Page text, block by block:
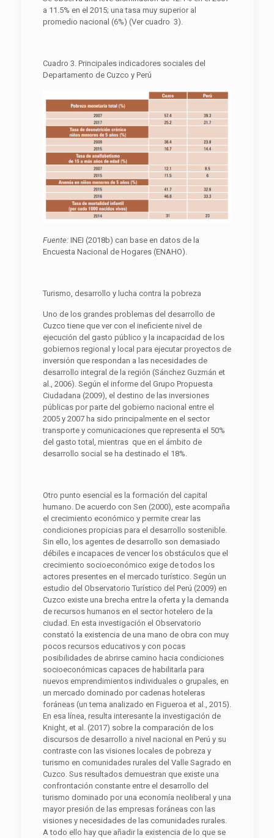
a 11.5% en el 2015; una tasa muy superior al
promedio nacional (6%) (Ver cuadro 3).
Cuadro 3. Principales indicadores sociales del
Departamento de Cuzco y Perú
Fuente: INEI (2018b) can base en datos de la
Encuesta Nacional de Hogares (ENAHO).
Turismo, desarrollo y lucha contra la pobreza
Uno de los grandes problemas del desarrollo de
Cuzco tiene que ver con el ineficiente nivel de
ejecución del gasto público y la incapacidad de los
gobiernos regional y local para ejecutar proyectos de
inversión que respondan a las necesidades de
desarrollo integral de la región (Sánchez Guzmán et
al., 2006). Según el informe del Grupo Propuesta
Ciudadana (2009), el destino de las inversiones
públicas por parte del gobierno nacional entre el
2005 y 2007 ha sido principalmente en el sector
transporte y comunicaciones que representa el 50%
del gasto total, mientras que en el ámbito de
desarrollo social se ha destinado el 18%.
Otro punto esencial es la formación del capital
humano. De acuerdo con Sen (2000), este acompaña
el crecimiento económico y permite crear las
condiciones propicias para el desarrollo sostenible.
Sin ello, los agentes de desarrollo son demasiado
débiles e incapaces de vencer los obstáculos que el
crecimiento socioeconómico exige de todos los
actores presentes en el mercado turístico. Según un
estudio del Observatorio Turístico del Perú (2009) en
Cuzco existe una brecha entre la oferta y la demanda
de recursos humanos en el sector hotelero de la
ciudad. En esta investigación el Observatorio
constató la existencia de una mano de obra con muy
pocos recursos educativos y con pocas
posibilidades de abrirse camino hacia condiciones
socioeconómicas capaces de habilitarla para
nuevos emprendimientos individuales o grupales, en
un mercado dominado por cadenas hoteleras
foráneas (un tema analizado en Figueroa et al., 2015).
En esa línea, resulta interesante la investigación de
Knight, et al. (2017) sobre la comparación de los
discursos de desarrollo a nivel nacional en Perú y su
contraste con las visiones locales de pobreza y
turismo en comunidades rurales del Valle Sagrado en
Cuzco. Sus resultados demuestran que existe una
confrontación constante entre el desarrollo del
turismo dominado por una economía neoliberal y una
mayor presión de las empresas foráneas con las
visiones y necesidades de las comunidades rurales.
A todo ello hay que añadir la existencia de lo que se